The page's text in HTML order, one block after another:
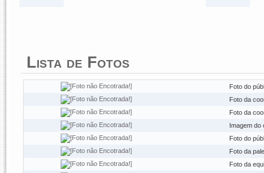
Lista de Fotos
Foto do
Foto da
Foto da
Imagem do
Foto do
Foto da
Foto da